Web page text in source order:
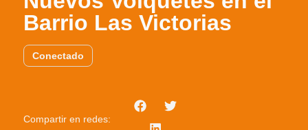
Barrio Las Victorias
Conectado
Compartir en redes: